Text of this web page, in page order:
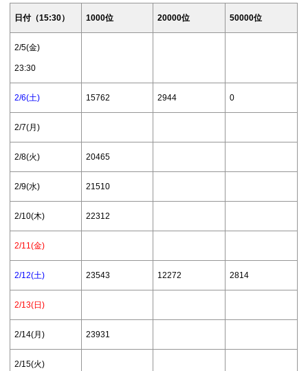
日付（15:30） 1000位 20000位 50000位
2/5(金)
23:30
2/6(土) 15762 2944 0
2/7(月)
2/8(火) 20465
2/9(水) 21510
2/10(木) 22312
2/11(金)
2/12(土) 23543 12272 2814
2/13(日)
2/14(月) 23931
2/15(火)